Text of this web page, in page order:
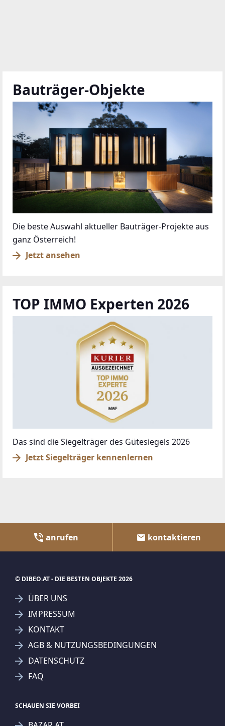
Bauträger-Objekte
Die beste Auswahl aktueller Bauträger-Projekte aus
ganz Österreich!
Jetzt ansehen
TOP IMMO Experten 2026
Das sind die Siegelträger des Gütesiegels 2026
Jetzt Siegelträger kennenlernen
anrufen kontaktieren
© DIBEO.AT - DIE BESTEN OBJEKTE 2026
ÜBER UNS
IMPRESSUM
KONTAKT
AGB & NUTZUNGSBEDINGUNGEN
DATENSCHUTZ
FAQ
SCHAUEN SIE VORBEI